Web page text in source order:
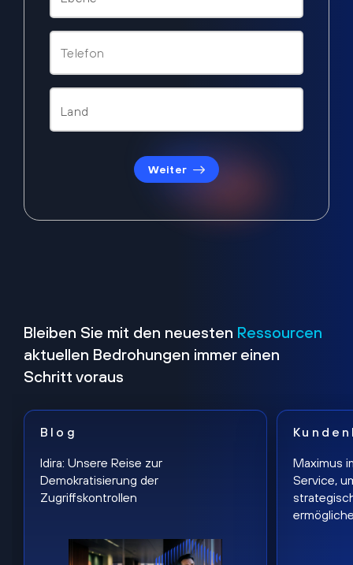
Weiter
Bleiben Sie mit den neuesten Ressourcen
aktuellen Bedrohungen immer einen
Schritt voraus
Blog
Idira: Unsere Reise zur
Demokratisierung der
Zugriffskontrollen
Maximus
Service,